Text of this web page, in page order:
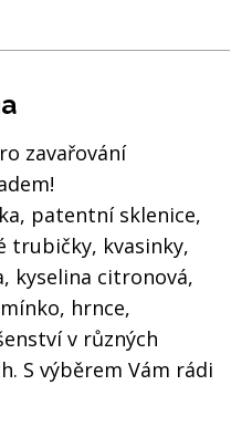
zavařování
patentní sklenice,
trubičky, kvasinky,
kyselina citronová,
hrnce,
v různých
S výběrem Vám rádi